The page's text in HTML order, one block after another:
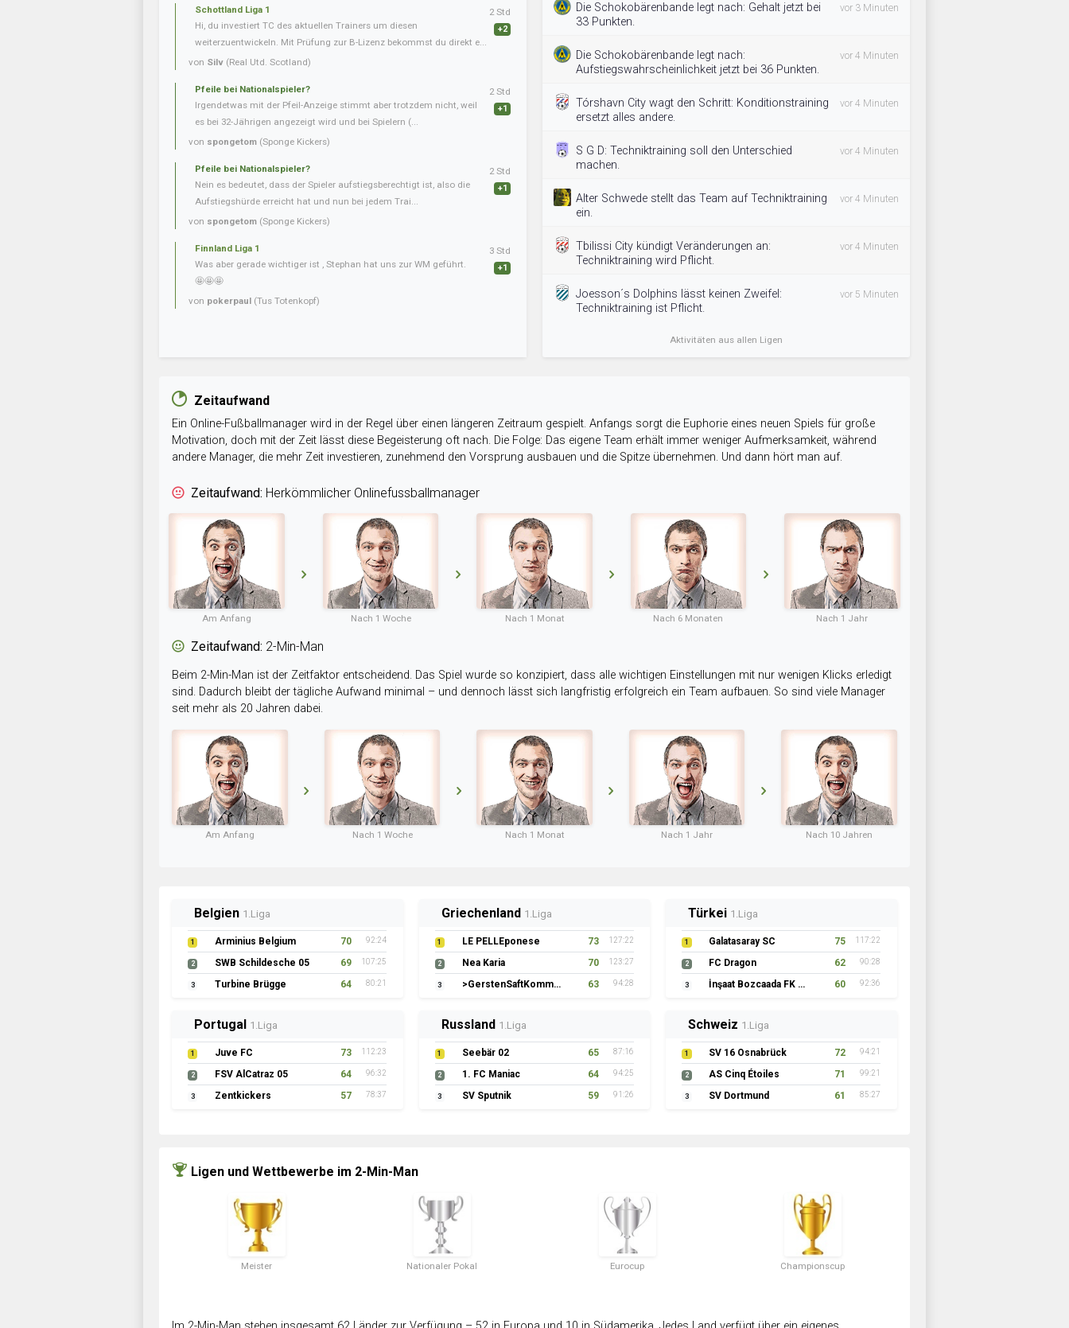
Schottland Liga 1
Hi, du investiert TC des aktuellen Trainers um diesen
weiterzuentwickeln. Mit Prüfung zur B-Lizenz bekommst du direkt e...
von Silv (Real Utd. Scotland)
2 Std
+2
Pfeile bei Nationalspieler?
Irgendetwas mit der Pfeil-Anzeige stimmt aber trotzdem nicht, weil
es bei 32-Jährigen angezeigt wird und bei Spielern (...
von spongetom (Sponge Kickers)
2 Std
+1
Pfeile bei Nationalspieler?
Nein es bedeutet, dass der Spieler aufstiegsberechtigt ist, also die
Aufstiegshürde erreicht hat und nun bei jedem Trai...
von spongetom (Sponge Kickers)
2 Std
+1
Finnland Liga 1
Was aber gerade wichtiger ist , Stephan hat uns zur WM geführt.
🤩🤩🤩
von pokerpaul (Tus Totenkopf)
3 Std
+1
Die Schokobärenbande legt nach: Gehalt jetzt bei
33 Punkten.
vor 3 Minuten
Die Schokobärenbande legt nach:
Aufstiegswahrscheinlichkeit jetzt bei 36 Punkten.
vor 4 Minuten
Tórshavn City wagt den Schritt: Konditionstraining
ersetzt alles andere.
vor 4 Minuten
S G D: Techniktraining soll den Unterschied
machen.
vor 4 Minuten
Alter Schwede stellt das Team auf Techniktraining
ein.
vor 4 Minuten
Tbilissi City kündigt Veränderungen an:
Techniktraining wird Pflicht.
vor 4 Minuten
Joesson´s Dolphins lässt keinen Zweifel:
Techniktraining ist Pflicht.
vor 5 Minuten
Aktivitäten aus allen Ligen
Zeitaufwand
Ein Online-Fußballmanager wird in der Regel über einen längeren Zeitraum gespielt. Anfangs sorgt die Euphorie eines neuen Spiels für große
Motivation, doch mit der Zeit lässt diese Begeisterung oft nach. Die Folge: Das eigene Team erhält immer weniger Aufmerksamkeit, während
andere Manager, die mehr Zeit investieren, zunehmend den Vorsprung ausbauen und die Spitze übernehmen. Und dann hört man auf.
Zeitaufwand: Herkömmlicher Onlinefussballmanager
Am Anfang Nach 1 Woche Nach 1 Monat Nach 6 Monaten Nach 1 Jahr
Zeitaufwand: 2-Min-Man
Beim 2-Min-Man ist der Zeitfaktor entscheidend. Das Spiel wurde so konzipiert, dass alle wichtigen Einstellungen mit nur wenigen Klicks erledigt
sind. Dadurch bleibt der tägliche Aufwand minimal – und dennoch lässt sich langfristig erfolgreich ein Team aufbauen. So sind viele Manager
seit mehr als 20 Jahren dabei.
Am Anfang Nach 1 Woche Nach 1 Monat Nach 1 Jahr Nach 10 Jahren
Belgien 1.Liga
1 Arminius Belgium 70 92:24
2 SWB Schildesche 05 69 107:25
3 Turbine Brügge 64 80:21
Griechenland 1.Liga
1 LE PELLEponese 73 127:22
2 Nea Karia 70 123:27
3 >GerstenSaftKommando 63 94:28
Türkei 1.Liga
1 Galatasaray SC 75 117:22
2 FC Dragon 62 90:28
3 İnşaat Bozcaada FK 1957 60 92:36
Portugal 1.Liga
1 Juve FC 73 112:23
2 FSV AlCatraz 05 64 96:32
3 Zentkickers 57 78:37
Russland 1.Liga
1 Seebär 02 65 87:16
2 1. FC Maniac 64 94:25
3 SV Sputnik 59 91:26
Schweiz 1.Liga
1 SV 16 Osnabrück 72 94:21
2 AS Cinq Étoiles 71 99:21
3 SV Dortmund 61 85:27
Ligen und Wettbewerbe im 2-Min-Man
Meister Nationaler Pokal Eurocup Championscup